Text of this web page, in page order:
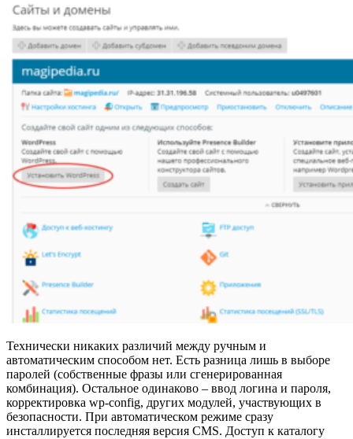
Технически никаких различий между ручным и
автоматическим способом нет. Есть разница лишь в выборе
паролей (собственные фразы или сгенерированная
комбинация). Остальное одинаково – ввод логина и пароля,
корректировка wp-config, других модулей, участвующих в
безопасности. При автоматическом режиме сразу
инсталлируется последняя версия CMS. Доступ к каталогу